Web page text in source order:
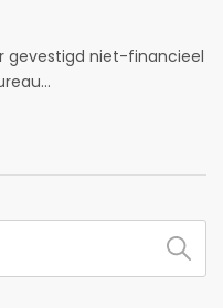
gevestigd niet-financieel